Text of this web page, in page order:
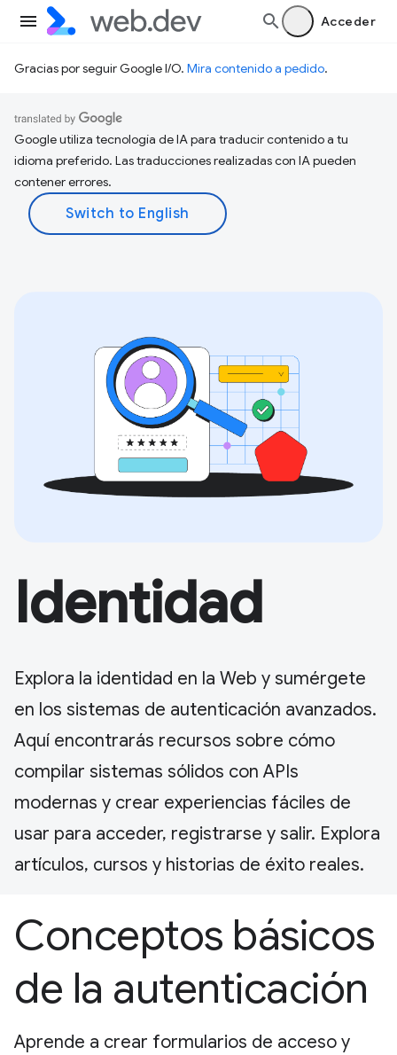
Acceder
Gracias por seguir Google I/O. Mira contenido a pedido.
Google utiliza tecnología de IA para traducir contenido a tu
idioma preferido. Las traducciones realizadas con IA pueden
contener errores.
Identidad
Explora la identidad en la Web y sumérgete
en los sistemas de autenticación avanzados.
Aquí encontrarás recursos sobre cómo
compilar sistemas sólidos con APIs
modernas y crear experiencias fáciles de
usar para acceder, registrarse y salir. Explora
artículos, cursos y historias de éxito reales.
Conceptos básicos
de la autenticación
Aprende a crear formularios de acceso y